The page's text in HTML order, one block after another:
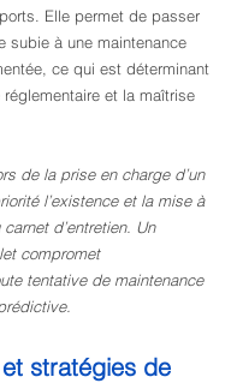
Elle permet de passer
subie à une maintenance
ce qui est déterminant
et la maîtrise
de la prise en charge d’un
l’existence et la mise à
d’entretien. Un
compromet
tentative de maintenance
stratégies de